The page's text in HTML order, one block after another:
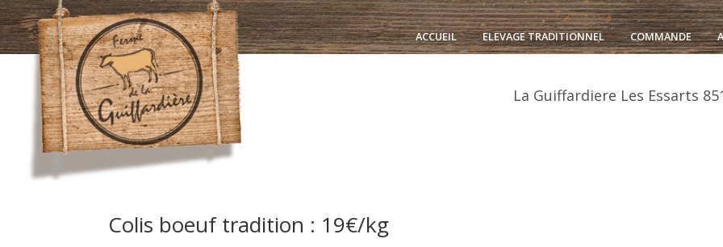
ACCUEIL ELEVAGE TRADITIONNEL COMMANDE
La Guiffardiere Les Essarts
Colis boeuf tradition : 19€/kg